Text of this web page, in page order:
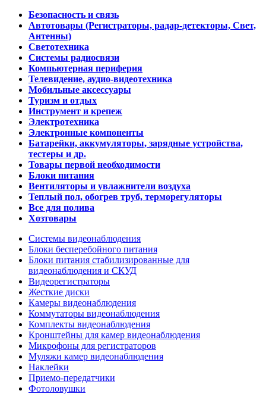
Безопасность и связь
Автотовары (Регистраторы, радар-детекторы, Свет,
Антенны)
Светотехника
Системы радиосвязи
Компьютерная периферия
Телевидение, аудио-видеотехника
Мобильные аксессуары
Туризм и отдых
Инструмент и крепеж
Электротехника
Электронные компоненты
Батарейки, аккумуляторы, зарядные устройства,
тестеры и др.
Товары первой необходимости
Блоки питания
Вентиляторы и увлажнители воздуха
Теплый пол, обогрев труб, терморегуляторы
Все для полива
Хозтовары
Системы видеонаблюдения
Блоки бесперебойного питания
Блоки питания стабилизированные для
видеонаблюдения и СКУД
Видеорегистраторы
Жесткие диски
Камеры видеонаблюдения
Коммутаторы видеонаблюдения
Комплекты видеонаблюдения
Кронштейны для камер видеонаблюдения
Микрофоны для регистраторов
Муляжи камер видеонаблюдения
Наклейки
Приемо-передатчики
Фотоловушки